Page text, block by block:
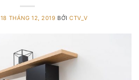
18 THÁNG 12, 2019 BỞICTV_V